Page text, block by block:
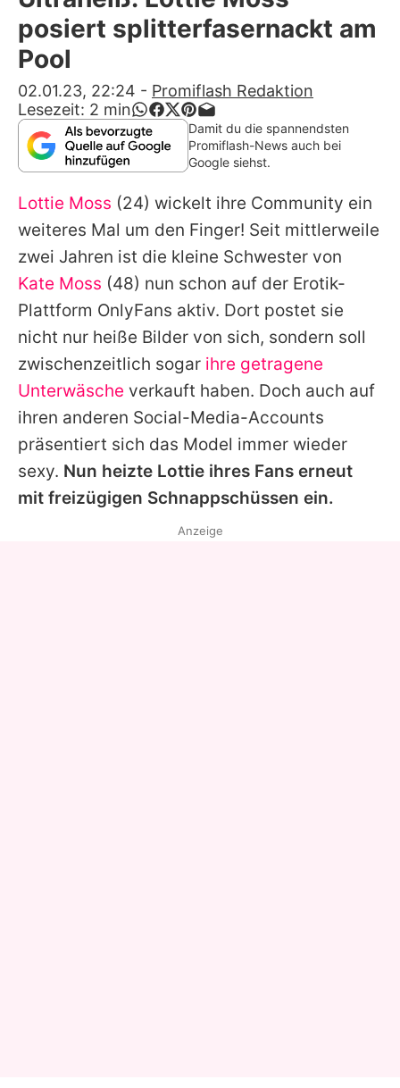
Alle Themen auf Promiflash
App runterladen
Team
Redaktionelle Richtlinien
Impressum
Datenschutzerklärung
Nutzungsbedingungen
Utiq verwalten
posiert splitterfasernackt am
Pool
02.01.23, 22:24 - Promiflash Redaktion
Lesezeit: 2 min
Damit du die spannendsten
Promiflash-News auch bei
Google siehst.
Lottie Moss (24) wickelt ihre Community ein
weiteres Mal um den Finger! Seit mittlerweile
zwei Jahren ist die kleine Schwester von
Kate Moss (48) nun schon auf der Erotik-
Plattform OnlyFans aktiv. Dort postet sie
nicht nur heiße Bilder von sich, sondern soll
zwischenzeitlich sogar ihre getragene
Unterwäsche verkauft haben. Doch auch auf
ihren anderen Social-Media-Accounts
präsentiert sich das Model immer wieder
sexy. Nun heizte Lottie ihres Fans erneut
mit freizügigen Schnappschüssen ein.
Anzeige